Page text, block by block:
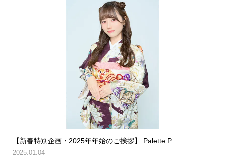
【新春特別企画・2025年年始のご挨拶】 Palette P...
2025.01.04